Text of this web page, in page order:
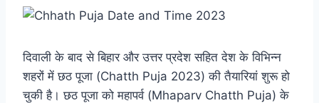
दिवाली के बाद से बिहार और उत्तर प्रदेश सहित देश के विभिन्न
शहरों में छठ पूजा (Chatth Puja 2023) की तैयारियां शुरू हो
चुकी है। छठ पूजा को महापर्व (Mhaparv Chatth Puja) के